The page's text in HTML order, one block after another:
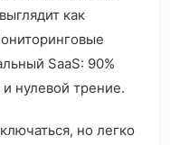
как
SaaS: 90%
нулевой трение.
но легко